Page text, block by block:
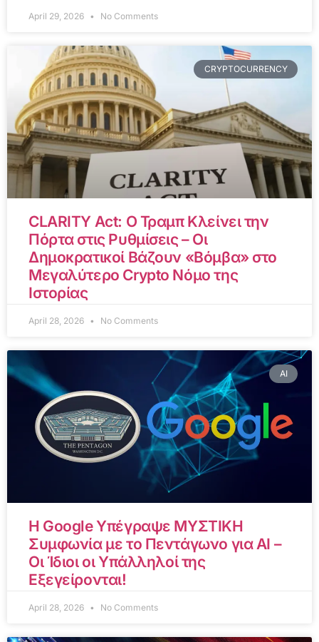
April 29, 2026 No Comments
CRYPTOCURRENCY
CLARITY Act: Ο Τραμπ Κλείνει την
Πόρτα στις Ρυθμίσεις – Οι
Δημοκρατικοί Βάζουν «Βόμβα» στο
Μεγαλύτερο Crypto Νόμο της
Ιστορίας
April 28, 2026 No Comments
AI
Η Google Υπέγραψε ΜΥΣΤΙΚΗ
Συμφωνία με το Πεντάγωνο για AI –
Οι Ίδιοι οι Υπάλληλοί της
Εξεγείρονται!
April 28, 2026 No Comments